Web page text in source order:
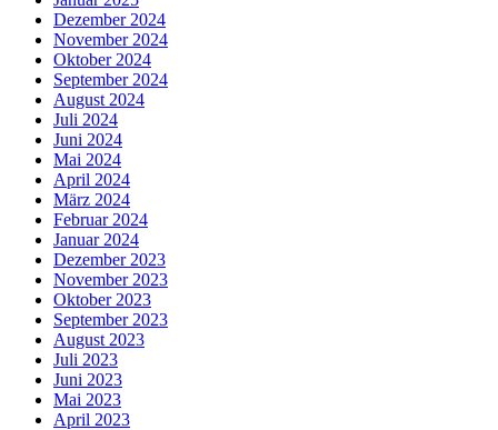
Dezember 2024
November 2024
Oktober 2024
September 2024
August 2024
Juli 2024
Juni 2024
Mai 2024
April 2024
März 2024
Februar 2024
Januar 2024
Dezember 2023
November 2023
Oktober 2023
September 2023
August 2023
Juli 2023
Juni 2023
Mai 2023
April 2023